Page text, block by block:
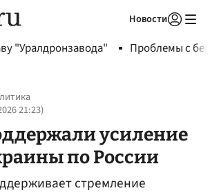
Новости
"Уралдронзавода" Проблемы с
21:23)
усиление
по России
стремление